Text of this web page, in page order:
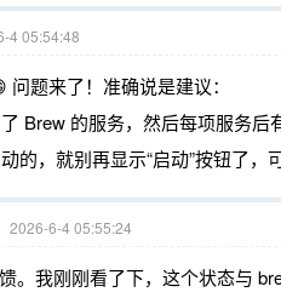
4 05:54:48
问题来了！准确说是建议：
Brew 的服务，然后每项服务后
的，就别再显示“启动”按钮了，
2026-6-4 05:55:24
。我刚刚看了下，这个状态与